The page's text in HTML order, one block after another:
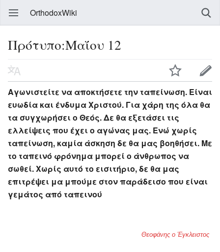
OrthodoxWiki
Πρότυπο:Μαΐου 12
Αγωνιστείτε να αποκτήσετε την ταπείνωση. Είναι
ευωδία και ένδυμα Χριστού. Για χάρη της όλα θα
τα συγχωρήσει ο Θεός. Δε θα εξετάσει τις
ελλείψεις που έχει ο αγώνας μας. Ενώ χωρίς
ταπείνωση, καμία άσκηση δε θα μας βοηθήσει. Με
το ταπεινό φρόνημα μπορεί ο άνθρωπος να
σωθεί. Χωρίς αυτό το εισιτήριο, δε θα μας
επιτρέψει μα μπούμε στον παράδεισο που είναι
γεμάτος από ταπεινού
Θεοφάνης ο Έγκλειστος